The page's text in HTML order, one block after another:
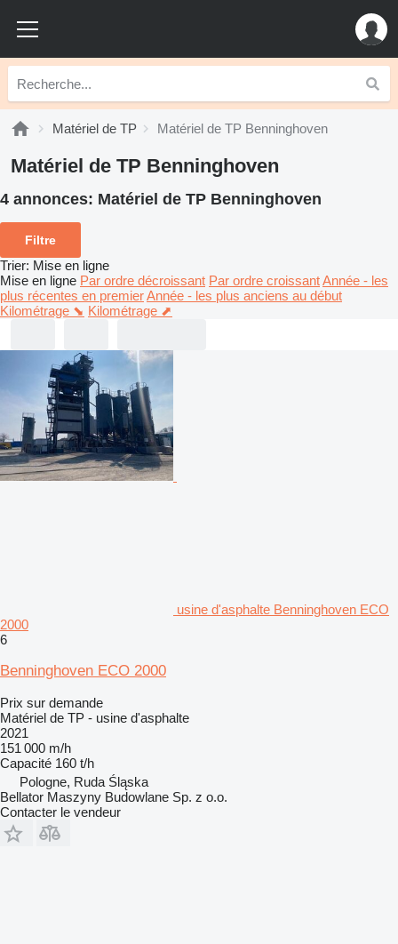
Matériel de TP Matériel de TP Benninghoven
Matériel de TP Benninghoven
4 annonces: Matériel de TP Benninghoven
Filtre
Trier: Mise en ligne
Mise en ligne Par ordre décroissant Par ordre croissantAnnée - les
plus récentes en premierAnnée - les plus anciens au début
Kilométrage ⬊ Kilométrage ⬈
usine d'asphalte Benninghoven ECO
2000
6
Benninghoven ECO 2000
Prix sur demande
Matériel de TP - usine d'asphalte
2021
151 000 m/h
Capacité 160 t/h
Pologne, Ruda Śląska
Bellator Maszyny Budowlane Sp. z o.o.
Contacter le vendeur